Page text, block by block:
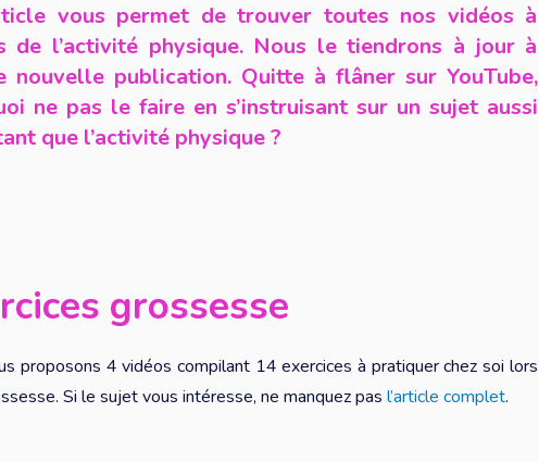
vous permet de trouver toutes nos vidéos à
de l’activité physique. Nous le tiendrons à jour à
nouvelle publication. Quitte à flâner sur YouTube,
ne pas le faire en s’instruisant sur un sujet aussi
que l’activité physique ?
grossesse
proposons 4 vidéos compilant 14 exercices à pratiquer chez soi lors
Si le sujet vous intéresse, ne manquez pas l’article complet.